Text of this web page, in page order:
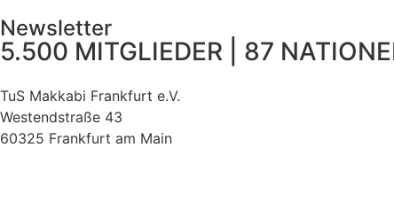
Newsletter
5.500 MITGLIEDER | 87
TuS Makkabi Frankfurt e.V.
Westendstraße 43
60325 Frankfurt am Main